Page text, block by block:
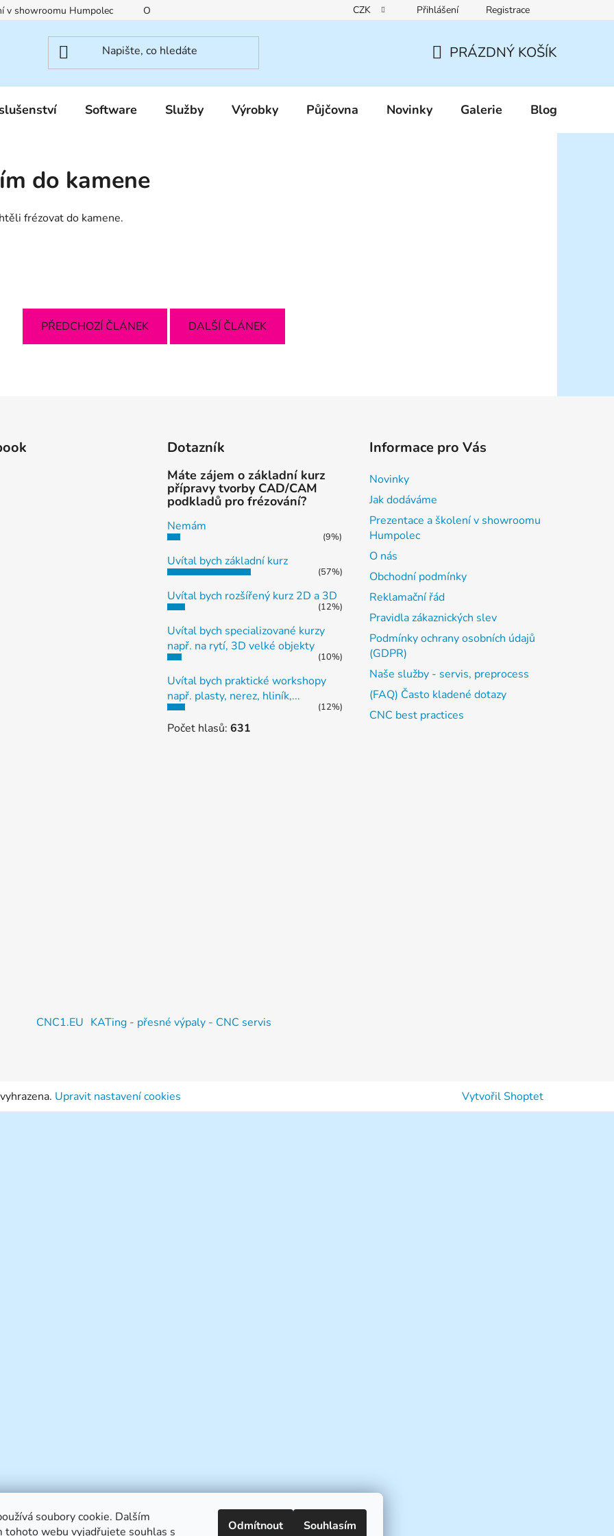
soubory cookie. Dalším
tohoto webu vyjadřujete souhlas s
Odmítnout Souhlasím
v showroomu Humpolec O nás Reklamační řád Pravidla zákaznických slev
CZK Přihlášení Registrace
KOŠÍK
PRÁZDNÝ KOŠÍK
Software Služby Výrobky Půjčovna Novinky Galerie Blog
do kamene
frézovat do kamene.
PŘEDCHOZÍ ČLÁNEK DALŠÍ ČLÁNEK
Dotazník
Máte zájem o základní kurz
přípravy tvorby CAD/CAM
podkladů pro frézování?
Nemám
(9%)
Uvítal bych základní kurz
(57%)
Uvítal bych rozšířený kurz 2D a 3D
(12%)
Uvítal bych specializované kurzy
např. na rytí, 3D velké objekty
(10%)
Uvítal bych praktické workshopy
např. plasty, nerez, hliník,...
(12%)
Počet hlasů: 631
Informace pro Vás
Novinky
Jak dodáváme
Prezentace a školení v showroomu
Humpolec
O nás
Obchodní podmínky
Reklamační řád
Pravidla zákaznických slev
Podmínky ochrany osobních údajů
(GDPR)
Naše služby - servis, preprocess
(FAQ) Často kladené dotazy
CNC best practices
CNC1.EU KATing - přesné výpaly - CNC servis
Vytvořil Shoptet
Upravit nastavení cookies